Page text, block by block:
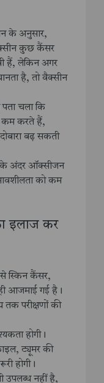
के अनुसार,
कुछ कैंसर
हैं, लेकिन अगर
है, तो वैक्सीन
चला कि
कम करते हैं,
बढ़ सकती
के अंदर ऑक्सीजन
को कम
इलाज कर
स्किन कैंसर,
आजमाई गई है।
तक परीक्षणों की
होगी।
ट्यूमर की
होगी।
उपलब्ध नहीं है,